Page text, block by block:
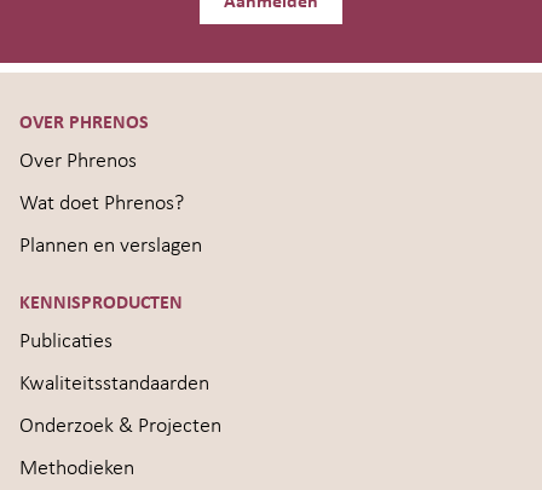
OVER PHRENOS
Over Phrenos
Wat doet Phrenos?
Plannen en verslagen
KENNISPRODUCTEN
Publicaties
Kwaliteitsstandaarden
Onderzoek & Projecten
Methodieken